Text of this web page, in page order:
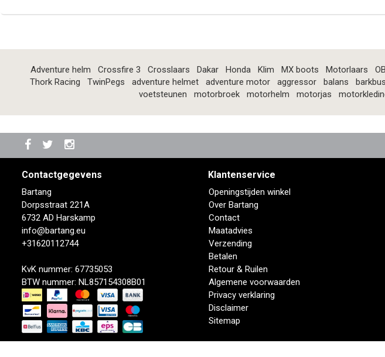
Adventure helm Crossfire 3 Crosslaars Dakar Honda Klim MX boots Motorlaars
Thork Racing
TwinPegs adventure helmet adventure motor aggressor balans
voetsteunen
motorbroek motorhelm motorjas
Contactgegevens
Bartang
Dorpsstraat 221A
6732 AD Harskamp
info@bartang.eu
+31620112744
KvK nummer: 67735053
BTW nummer: NL857154308B01
Klantenservice
Openingstijden winkel
Over Bartang
Contact
Maatadvies
Verzending
Betalen
Retour & Ruilen
Algemene voorwaarden
Privacy verklaring
Disclaimer
Sitemap